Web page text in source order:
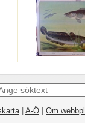
| A-Ö Om